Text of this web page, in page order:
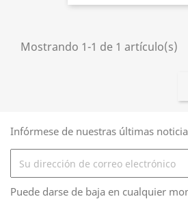
Mostrando 1-1 de 1 artículo(s)
Infórmese de nuestras últimas
Puede darse de baja en cualquier